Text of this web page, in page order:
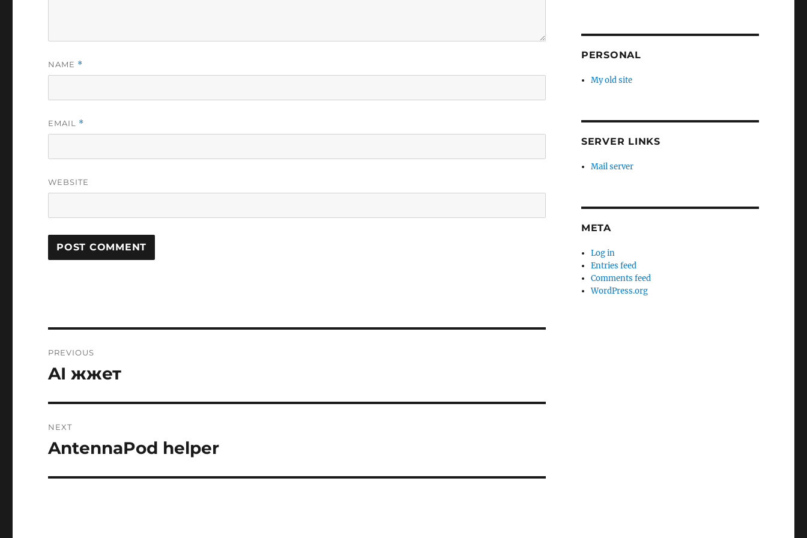
NAME *
EMAIL *
WEBSITE
navigation
PREVIOUS
Previous
AI жжет
NEXT
Next
AntennaPod helper
PERSONAL
My old site
SERVER LINKS
Mail server
META
Log in
Entries feed
Comments feed
WordPress.org